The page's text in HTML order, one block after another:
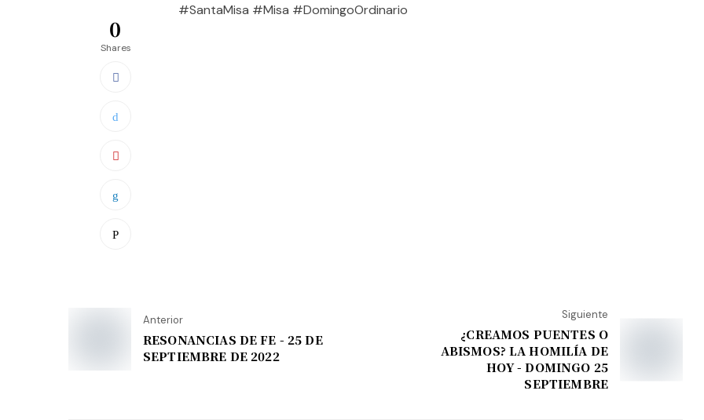
0
Shares
#SantaMisa​ #Misa #DomingoOrdinario
Anterior
RESONANCIAS DE FE - 25 DE
SEPTIEMBRE DE 2022
Siguiente
¿CREAMOS PUENTES O
ABISMOS? LA HOMILÍA DE
HOY - DOMINGO 25
SEPTIEMBRE